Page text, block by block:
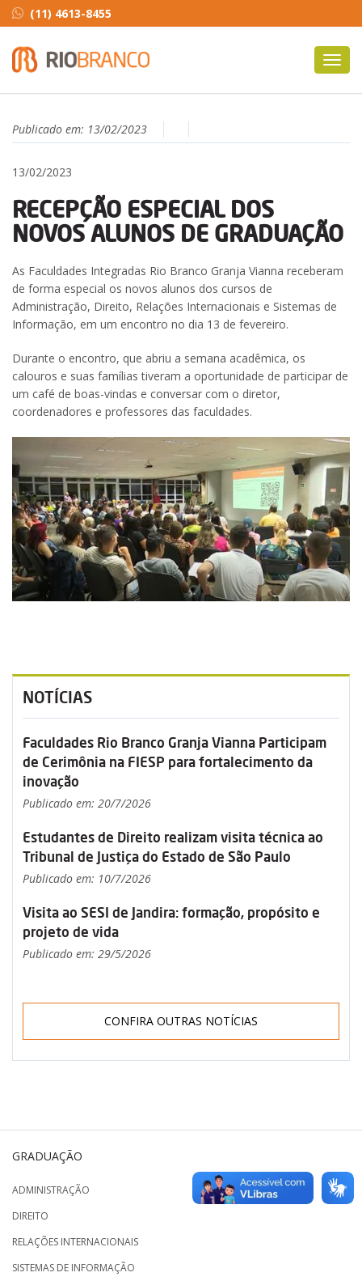
(11) 4613-8455
Publicado em: 13/02/2023
13/02/2023
RECEPÇÃO ESPECIAL DOS
NOVOS ALUNOS DE GRADUAÇÃO
As Faculdades Integradas Rio Branco Granja Vianna receberam
de forma especial os novos alunos dos cursos de
Administração, Direito, Relações Internacionais e Sistemas de
Informação, em um encontro no dia 13 de fevereiro.
Durante o encontro, que abriu a semana acadêmica, os
calouros e suas famílias tiveram a oportunidade de participar de
um café de boas-vindas e conversar com o diretor,
coordenadores e professores das faculdades.
NOTÍCIAS
Faculdades Rio Branco Granja Vianna Participam
de Cerimônia na FIESP para fortalecimento da
inovação
Publicado em: 20/7/2026
Estudantes de Direito realizam visita técnica ao
Tribunal de Justiça do Estado de São Paulo
Publicado em: 10/7/2026
Visita ao SESI de Jandira: formação, propósito e
projeto de vida
Publicado em: 29/5/2026
CONFIRA OUTRAS NOTÍCIAS
GRADUAÇÃO
ADMINISTRAÇÃO
DIREITO
RELAÇÕES INTERNACIONAIS
SISTEMAS DE INFORMAÇÃO